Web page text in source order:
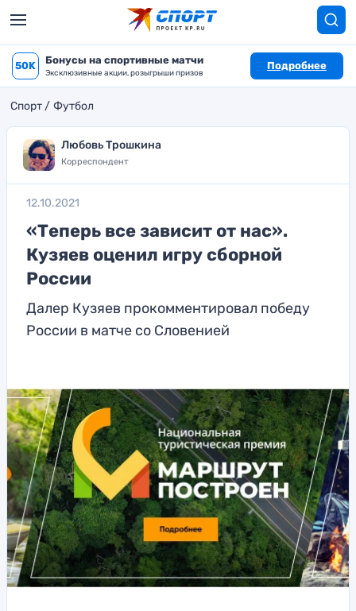
50K Бонусы на спортивные матчи
Эксклюзивные акции, розыгрыши призов
Подробнее
Спорт Футбол
Любовь Трошкина
Корреспондент
12.10.2021
«Теперь все зависит от нас».
Кузяев оценил игру сборной
России
Далер Кузяев прокомментировал победу
России в матче со Словенией